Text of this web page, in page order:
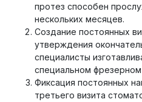
протез способен
нескольких месяцев.
Создание постоянных
утверждения
специалисты
специальном фрезерном
Фиксация постоянных
третьего визита